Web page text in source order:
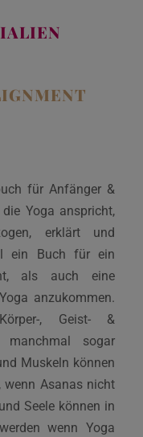
B
für Anfänger &
Yoga anspricht,
erklärt und
ein Buch für ein
als auch eine
anzukommen.
, Geist- &
manchmal sogar
Muskeln können
wenn Asanas nicht
Seele können in
wenn Yoga